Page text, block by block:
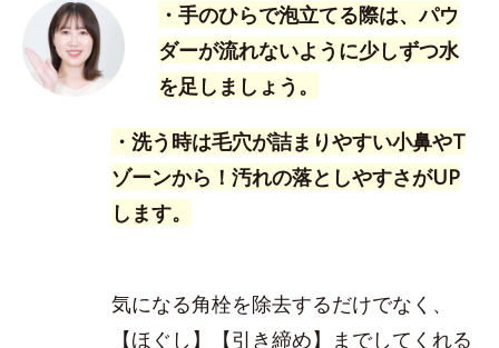
・手のひらで泡立てる際は、パウ
ダーが流れないように少しずつ水
を足しましょう。
・洗う時は毛穴が詰まりやすい小鼻やT
ゾーンから！汚れの落としやすさがUP
します。
気になる角栓を除去するだけでなく、
【ほぐし】【引き締め】までしてくれる